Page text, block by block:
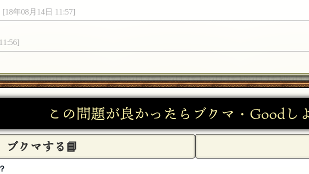
[18年08月14日 11:57]
11:56]
この問題が良かったらブクマ・Goodし
ブクマする📘